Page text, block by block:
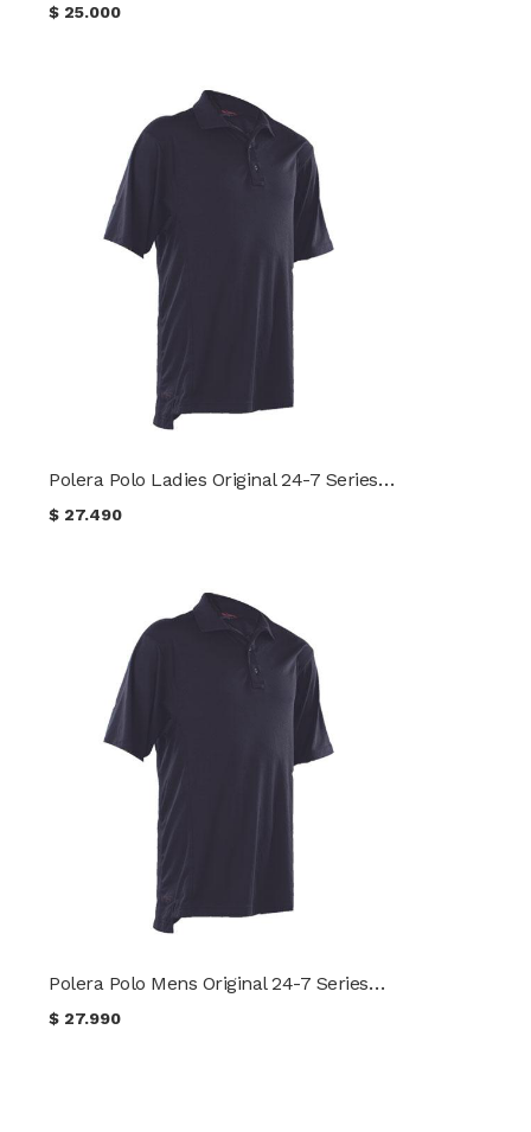
$ 25.000
Polera Polo Ladies Original 24-7 Series® TRU-SPEC®
$ 27.490
Polera Polo Mens Original 24-7 Series® TRU-SPEC®
$ 27.990